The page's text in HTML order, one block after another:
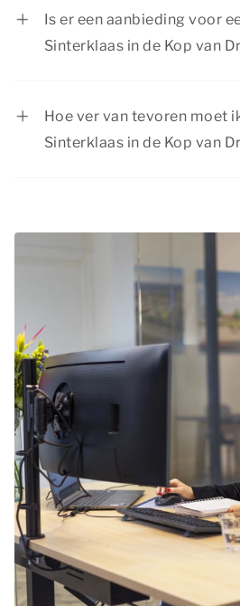
je comfortabele
Parcs.
Is er een aanbieding voor
Sinterklaas in de Kop van
Hoe ver van tevoren moet
Sinterklaas in de Kop van
verblijf met Sinterklaas in